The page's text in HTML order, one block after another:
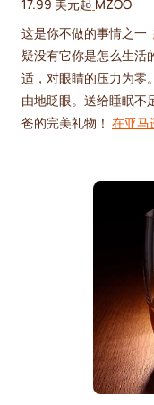
17.99 美元起 MZOO
这是你不做的事情之一
疑没有它你是怎么生活
适，对眼睛的压力为零
由地眨眼。送给睡眠不
爸的完美礼物！ 在亚马